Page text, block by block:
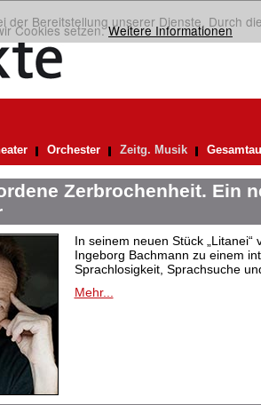
der Bereitstellung unserer Dienste. Durch
Cookies setzen.Weitere Informationen
Orchester Zeitg. Musik
Zerbrochenheit. Ein
In seinem neuen Stück
Ingeborg Bachmann zu einem
Sprachlosigkeit, Sprachsuche
Mehr...